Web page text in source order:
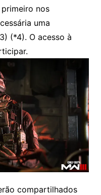
nos
uma
(*4). O acesso à
compartilhados